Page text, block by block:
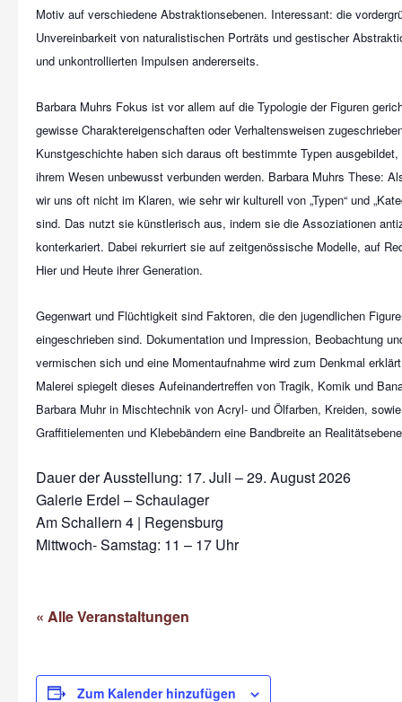
Motiv auf verschiedene Abstraktionsebenen. Interessant: die
Unvereinbarkeit von naturalistischen Porträts und gestischer
und unkontrollierten Impulsen andererseits.
Barbara Muhrs Fokus ist vor allem auf die Typologie der Figuren
gewisse Charaktereigenschaften oder Verhaltensweisen
Kunstgeschichte haben sich daraus oft bestimmte Typen
ihrem Wesen unbewusst verbunden werden. Barbara Muhrs These:
wir uns oft nicht im Klaren, wie sehr wir kulturell von „Typen“ und
sind. Das nutzt sie künstlerisch aus, indem sie die Assoziationen
konterkariert. Dabei rekurriert sie auf zeitgenössische Modelle, auf
Hier und Heute ihrer Generation.
Gegenwart und Flüchtigkeit sind Faktoren, die den jugendlichen
eingeschrieben sind. Dokumentation und Impression, Beobachtung
vermischen sich und eine Momentaufnahme wird zum Denkmal
Malerei spiegelt dieses Aufeinandertreffen von Tragik, Komik und
Barbara Muhr in Mischtechnik von Acryl- und Ölfarben, Kreiden,
Graffitielementen und Klebebändern eine Bandbreite an
Dauer der Ausstellung: 17. Juli – 29. August 2026
Galerie Erdel – Schaulager
Am Schallern 4 | Regensburg
Mittwoch- Samstag: 11 – 17 Uhr
« Alle Veranstaltungen
Zum Kalender hinzufügen